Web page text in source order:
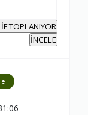
TOPLANIYOR
İNCELE